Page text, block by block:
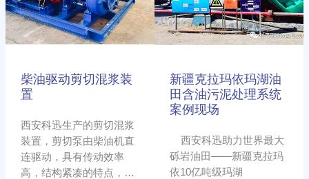
柴油驱动剪切混浆装
置
西安科迅生产的剪切混浆
装置，剪切泵由柴油机直
连驱动，具有传动效率
高，结构紧凑的特点，产
浆
装
置
新疆克拉玛依玛湖油
田含油污泥处理系统
案例现场
西安科迅助力世界最大
砾岩油田——新疆克拉玛
依10亿吨级玛湖
湖
油
田
油
污
泥
系
统